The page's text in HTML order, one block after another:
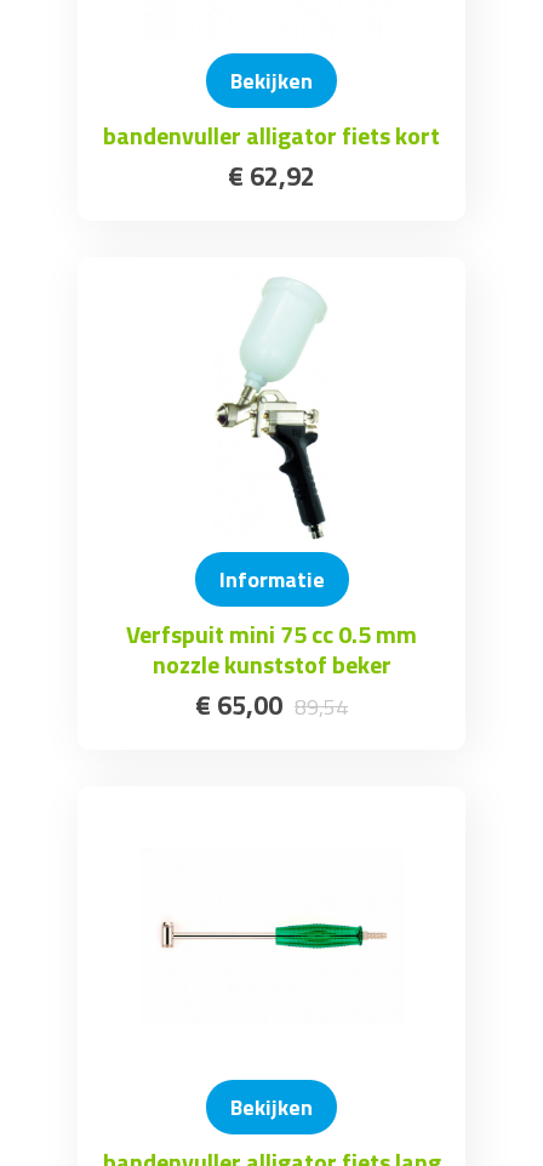
Bekijken
bandenvuller alligator fiets kort
€ 62,92
Informatie
Verfspuit mini 75 cc 0.5 mm
nozzle kunststof beker
€ 65,00 89,54
Bekijken